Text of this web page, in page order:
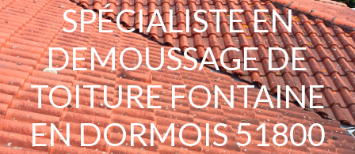
SPÉCIALISTE EN
DEMOUSSAGE DE
TOITURE FONTAINE
EN DORMOIS 51800